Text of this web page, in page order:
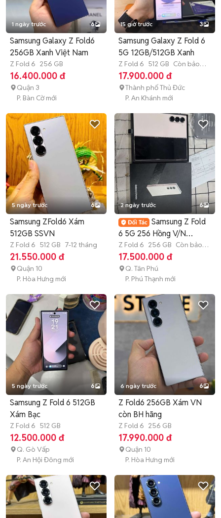
1 ngày trước 6
Samsung Galaxy Z Fold6
256GB Xanh Việt Nam
Z Fold 6 256 GB
16.400.000 đ
Quận 3
P. Bàn Cờ mới
15 giờ trước 3
Samsung Galaxy Z Fold 6
5G 12GB/512GB Xanh
Z Fold 6 512 GB Còn bảo
hành
17.900.000 đ
Thành phố Thủ Đức
P. An Khánh mới
5 ngày trước 6
Samsung ZFold6 Xám
512GB SSVN
Z Fold 6 512 GB 7-12 tháng
21.550.000 đ
Quận 10
P. Hòa Hưng mới
2 ngày trước 6
Samsung Z Fold
6 5G 256 Hồng V/N
FULBOX BH T1/2027
Z Fold 6 256 GB Còn bảo
hành
17.500.000 đ
Q. Tân Phú
P. Phú Thạnh mới
5 ngày trước 6
Samsung Z Fold 6 512GB
Xám Bạc
Z Fold 6 512 GB
12.500.000 đ
Q. Gò Vấp
P. An Hội Đông mới
6 ngày trước 6
Z Fold6 256GB Xám VN
còn BH hãng
Z Fold 6 256 GB
17.990.000 đ
Quận 10
P. Hòa Hưng mới